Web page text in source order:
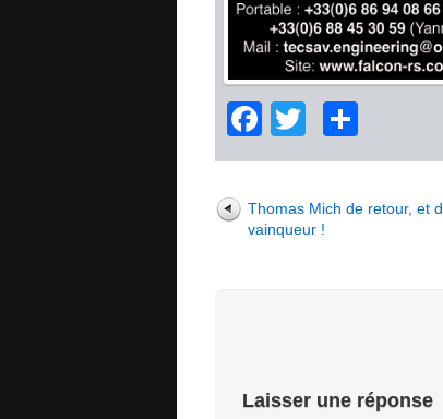
Facebook
Twitter
Thomas Mich de retour, et
vainqueur !
Laisser une réponse